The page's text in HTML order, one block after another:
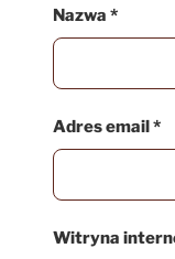
Nazwa *
Adres email*
Witryna